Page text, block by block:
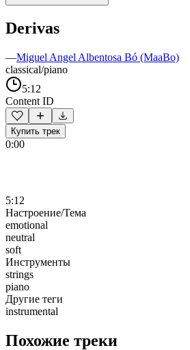
Derivas
—Miguel Angel Albentosa Bó (MaaBo)
classical/piano
5:12
Content ID
Купить трек
0:00
5:12
Настроение/Тема
emotional
neutral
soft
Инструменты
strings
piano
Другие теги
instrumental
Похожие треки